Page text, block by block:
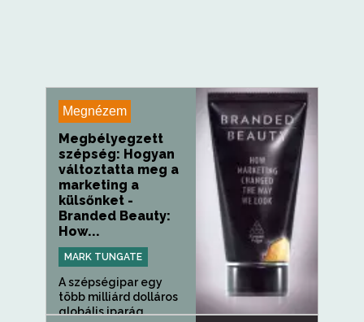
Megnézem
Megbélyegzett
szépség: Hogyan
változtatta meg a
marketing a
külsőnket -
Branded Beauty:
How...
MARK TUNGATE
A szépségipar egy
több milliárd dolláros
globális iparág,...